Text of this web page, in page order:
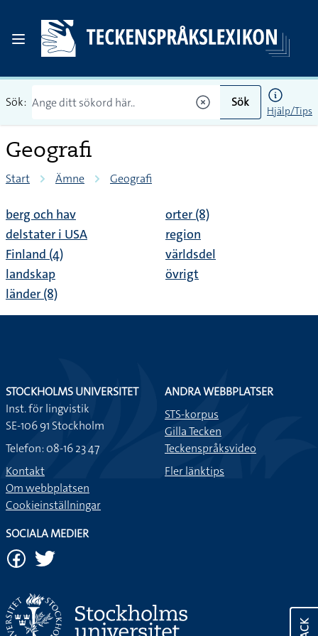
Sök: Sök
Hjälp/Tips
Geografi
Start Ämne Geografi
berg och hav
delstater i USA
Finland (4)
landskap
länder (8)
orter (8)
region
världsdel
övrigt
STOCKHOLMS UNIVERSITET
Inst. för lingvistik
SE-106 91 Stockholm
Telefon: 08-16 23 47
Kontakt
Om webbplatsen
Cookieinställningar
ANDRA WEBBPLATSER
STS-korpus
Gilla Tecken
Teckenspråksvideo
Fler länktips
SOCIALA MEDIER